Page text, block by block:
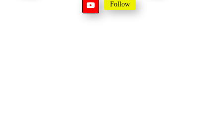
Follow